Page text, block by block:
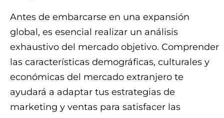
Antes de embarcarse en una expansión
global, es esencial realizar un análisis
exhaustivo del mercado objetivo. Comprender
las características demográficas, culturales y
económicas del mercado extranjero te
ayudará a adaptar tus estrategias de
marketing y ventas para satisfacer las